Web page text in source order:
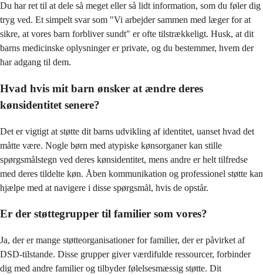
Du har ret til at dele så meget eller så lidt information, som du føler dig
tryg ved. Et simpelt svar som "Vi arbejder sammen med læger for at
sikre, at vores barn forbliver sundt" er ofte tilstrækkeligt. Husk, at dit
barns medicinske oplysninger er private, og du bestemmer, hvem der
har adgang til dem.
Hvad hvis mit barn ønsker at ændre deres
kønsidentitet senere?
Det er vigtigt at støtte dit barns udvikling af identitet, uanset hvad det
måtte være. Nogle børn med atypiske kønsorganer kan stille
spørgsmålstegn ved deres kønsidentitet, mens andre er helt tilfredse
med deres tildelte køn. Åben kommunikation og professionel støtte kan
hjælpe med at navigere i disse spørgsmål, hvis de opstår.
Er der støttegrupper til familier som vores?
Ja, der er mange støtteorganisationer for familier, der er påvirket af
DSD-tilstande. Disse grupper giver værdifulde ressourcer, forbinder
dig med andre familier og tilbyder følelsesmæssig støtte. Dit